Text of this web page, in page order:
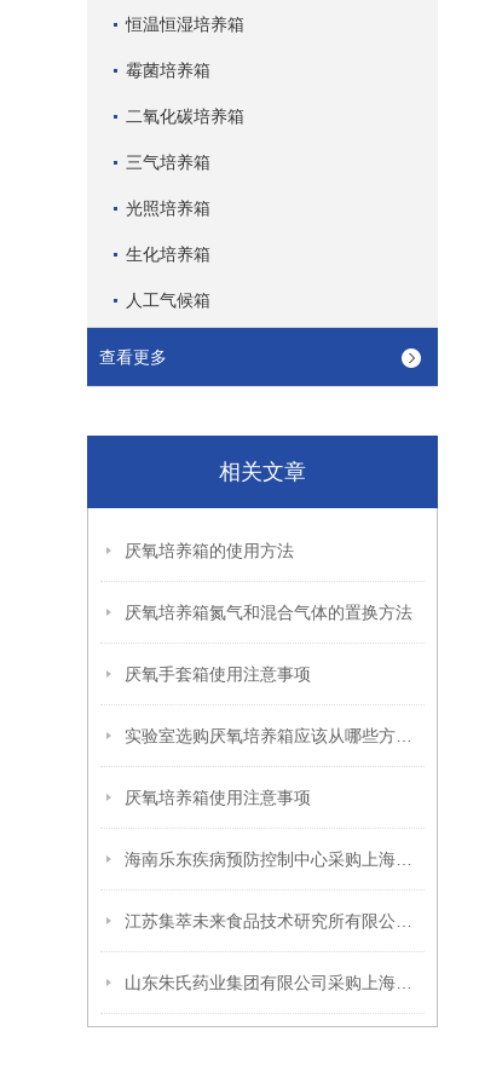
恒温恒湿培养箱
霉菌培养箱
二氧化碳培养箱
三气培养箱
光照培养箱
生化培养箱
人工气候箱
查看更多
相关文章
厌氧培养箱的使用方法
厌氧培养箱氮气和混合气体的置换方法
厌氧手套箱使用注意事项
厌氧培养箱使用注意事项